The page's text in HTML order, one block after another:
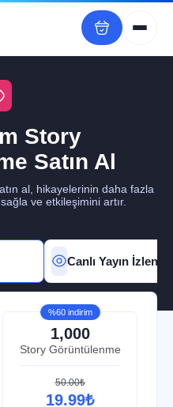
Story
Satın Al
al, hikayelerinin daha fazla
ve etkileşimini artır.
Canlı Yayın
%60 indirim
1,000
Story Görüntülenme
50.00₺
19.99₺